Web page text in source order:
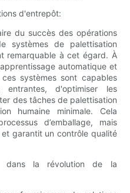
d'entrepôt:
du succès des opérations
systèmes de palettisation
remarquable à cet égard. À
automatique et
systèmes sont capables
entrantes, d'optimiser les
des tâches de palettisation
humaine minimale. Cela
d’emballage, mais
garantit un contrôle qualité
dans la révolution de la